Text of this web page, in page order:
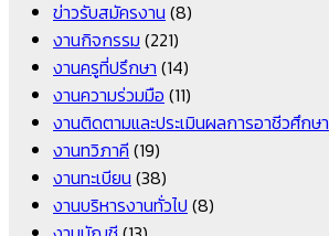
ข่าวรับสมัครงาน (8)
งานกิจกรรม (221)
งานครูที่ปรึกษา (14)
งานความร่วมมือ (11)
งานติดตามและประเมินผลการอาชีวศึกษา
งานทวิภาคี (19)
งานทะเบียน (38)
งานบริหารงานทั่วไป (8)